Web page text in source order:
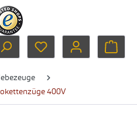
Du hast 0 Produkte
400V